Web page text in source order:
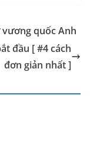
vương quốc Anh
đầu [ #4 cách
đơn giản nhất ]